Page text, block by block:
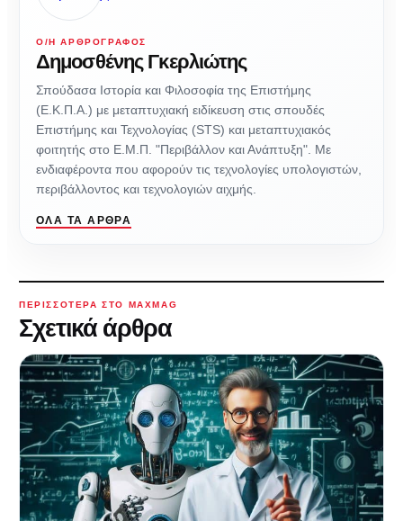
Ο/Η ΑΡΘΡΟΓΡΆΦΟΣ
Δημοσθένης Γκερλιώτης
Σπούδασα Ιστορία και Φιλοσοφία της Επιστήμης
(Ε.Κ.Π.Α.) με μεταπτυχιακή ειδίκευση στις σπουδές
Επιστήμης και Τεχνολογίας (STS) και μεταπτυχιακός
φοιτητής στο Ε.Μ.Π. "Περιβάλλον και Ανάπτυξη". Με
ενδιαφέροντα που αφορούν τις τεχνολογίες υπολογιστών,
περιβάλλοντος και τεχνολογιών αιχμής.
ΌΛΑ ΤΑ ΆΡΘΡΑ
ΠΕΡΙΣΣΌΤΕΡΑ ΣΤΟ MAXMAG
Σχετικά άρθρα